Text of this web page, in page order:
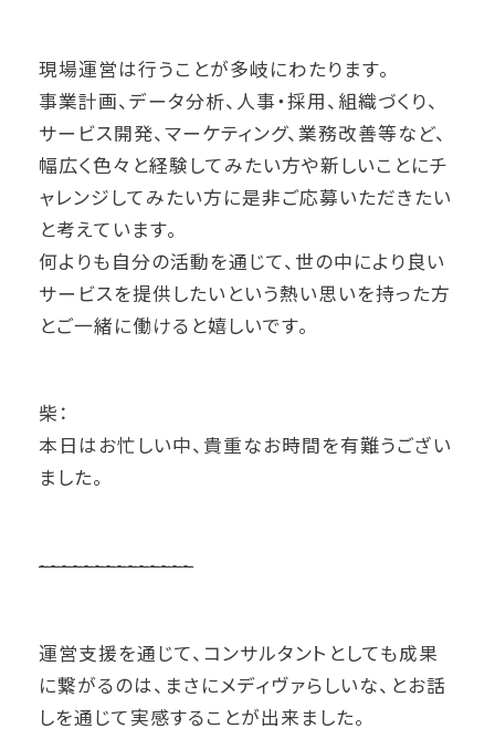
現場運営は行うことが多岐にわたります。
事業計画、データ分析、人事・採用、組織づくり、
サービス開発、マーケティング、業務改善等など、
幅広く色々と経験してみたい方や新しいことにチ
ャレンジしてみたい方に是非ご応募いただきたい
と考えています。
何よりも自分の活動を通じて、世の中により良い
サービスを提供したいという熱い思いを持った方
とご一緒に働けると嬉しいです。
柴：
本日はお忙しい中、貴重なお時間を有難うござい
ました。
~~~~~~~~~~~~~~
運営支援を通じて、コンサルタントとしても成果
に繋がるのは、まさにメディヴァらしいな、とお話
しを通じて実感することが出来ました。